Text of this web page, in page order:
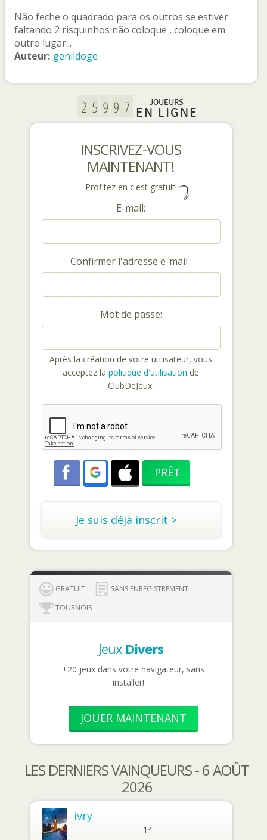
Não feche o quadrado para os outros se estiver
faltando 2 risquinhos não coloque , coloque em
outro lugar...
Auteur: genildoge
JOUEURS
EN LIGNE
INSCRIVEZ-VOUS
MAINTENANT!
Profitez en c'est gratuit!
E-mail:
Confirmer l'adresse e-mail :
Mot de passe:
Après la création de votre utilisateur, vous
acceptez la politique d'utilisation de
ClubDeJeux.
Je suis déjà inscrit >
GRATUIT
SANS ENREGISTREMENT
TOURNOIS
Jeux Divers
+20 jeux dans votre navigateur, sans
installer!
JOUER MAINTENANT
LES DERNIERS VAINQUEURS - 6 AOÛT
2026
ivry
1º